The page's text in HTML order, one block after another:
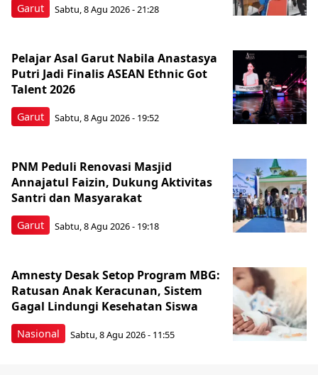
Garut Sabtu, 8 Agu 2026 - 21:28
Garut
Pelajar Asal Garut Nabila Anastasya
Putri Jadi Finalis ASEAN Ethnic Got
Talent 2026
Sabtu, 8 Agu 2026 - 19:52
Garut
PNM Peduli Renovasi Masjid
Annajatul Faizin, Dukung Aktivitas
Santri dan Masyarakat
Sabtu, 8 Agu 2026 - 19:18
Nasional
Amnesty Desak Setop Program MBG:
Ratusan Anak Keracunan, Sistem
Gagal Lindungi Kesehatan Siswa
Sabtu, 8 Agu 2026 - 11:55